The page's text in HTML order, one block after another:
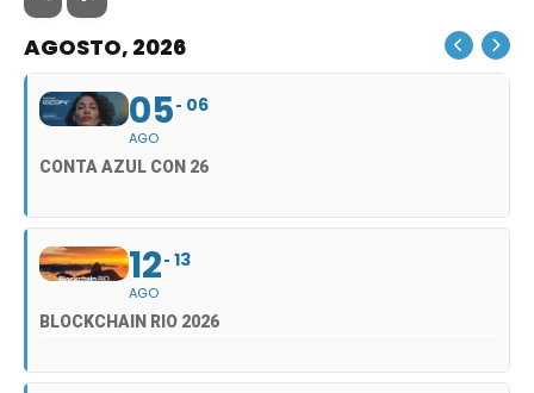
AGOSTO, 2026
05
AGO
06
CONTA AZUL CON 26
12
AGO
13
BLOCKCHAIN RIO 2026